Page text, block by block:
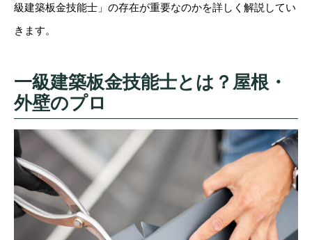
級建築板金技能士」の存在が重要なのかを詳しく解説してい
きます。
一級建築板金技能士とは？屋根・
外壁のプロ